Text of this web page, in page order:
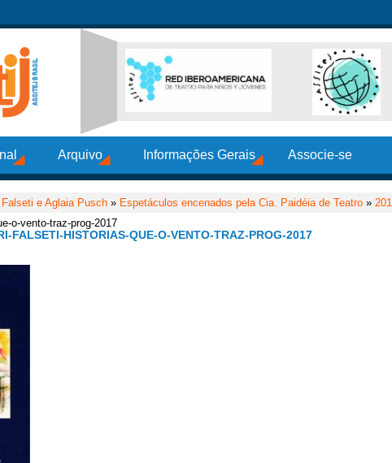
Arquivo Informações Gerais Associe-se
e Aglaia Pusch » Espetáculos encenados pela Cia. Paidéia de Teatro »
o-vento-traz-prog-2017
FALSETI-HISTORIAS-QUE-O-VENTO-TRAZ-PROG-2017